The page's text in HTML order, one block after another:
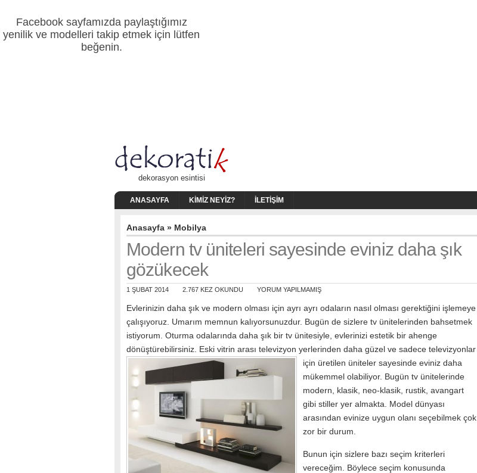
Facebook sayfamızda paylaştığımız
yenilik ve modelleri takip etmek için lütfen
beğenin.
dekorasyon esintisi
ANASAYFA KIMIZ NEYIZ? İLETIŞIM
Anasayfa » Mobilya
Modern tv üniteleri sayesinde eviniz daha şık
gözükecek
1 ŞUBAT 2014 2.767 KEZ OKUNDU YORUM YAPILMAMIŞ
Evlerinizin daha şık ve modern olması için ayrı ayrı odaların nasıl olması gerektiğini işlemeye
çalışıyoruz. Umarım memnun kalıyorsunuzdur. Bugün de sizlere tv ünitelerinden bahsetmek
istiyorum. Oturma odalarında daha şık bir tv ünitesiyle, evlerinizi estetik bir ahenge
dönüştürebilirsiniz. Eski vitrin arası televizyon yerlerinden daha güzel ve sadece televizyonlar
için üretilen üniteler sayesinde eviniz daha
mükemmel olabiliyor. Bugün tv ünitelerinde
modern, klasik, neo-klasik, rustik, avangart
gibi stiller yer almakta. Model dünyası
arasından evinize uygun olanı seçebilmek çok
zor bir durum.
Bunun için sizlere bazı seçim kriterleri
vereceğim. Böylece seçim konusunda